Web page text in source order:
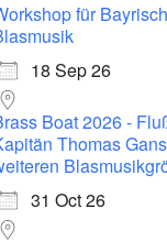
für
18 Sep 26
Boat 2026 -
Thomas
31 Oct 26